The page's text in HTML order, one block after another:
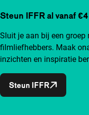
Steun IFFR al vanaf
Sluit je aan bij een groep
filmliefhebbers. Maak
inzichten en inspiratie
Steun IFFR